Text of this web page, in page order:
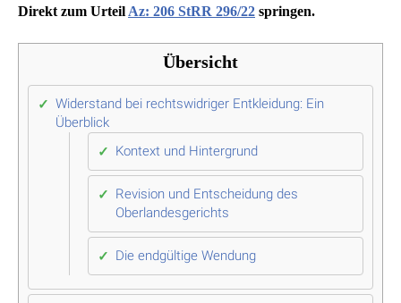
Direkt zum Urteil Az: 206 StRR 296/22 springen.
Übersicht
Widerstand bei rechtswidriger Entkleidung: Ein
Überblick
Kontext und Hintergrund
Revision und Entscheidung des
Oberlandesgerichts
Die endgültige Wendung